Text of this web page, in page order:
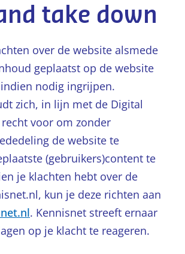
take down
over de website alsmede
geplaatst op de website
nodig ingrijpen.
zich, in lijn met de Digital
recht voor om zonder
de website te
(gebruikers)content te
je klachten hebt over de
kun je deze richten aan
. Kennisnet streeft ernaar
op je klacht te reageren.